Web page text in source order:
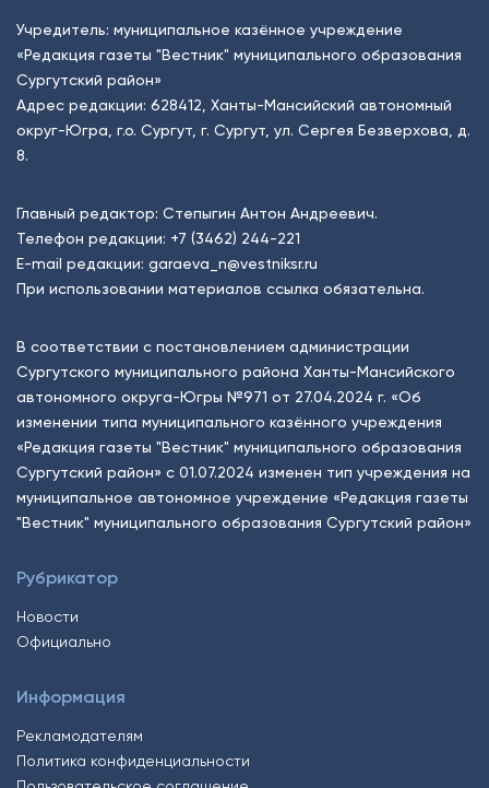
Учредитель: муниципальное казённое учреждение
«Редакция газеты "Вестник" муниципального образования
Сургутский район»
Адрес редакции: 628412, Ханты-Мансийский автономный
округ-Югра, г.о. Сургут, г. Сургут, ул. Сергея Безверхова, д.
8.
Главный редактор: Степыгин Антон Андреевич.
Телефон редакции: +7 (3462) 244-221
E-mail редакции: garaeva_n@vestniksr.ru
При использовании материалов ссылка обязательна.
В соответствии с постановлением администрации
Сургутского муниципального района Ханты-Мансийского
автономного округа-Югры №971 от 27.04.2024 г. «Об
изменении типа муниципального казённого учреждения
«Редакция газеты "Вестник" муниципального образования
Сургутский район» с 01.07.2024 изменен тип учреждения на
муниципальное автономное учреждение «Редакция газеты
"Вестник" муниципального образования Сургутский район»
Рубрикатор
Новости
Официально
Информация
Рекламодателям
Политика конфиденциальности